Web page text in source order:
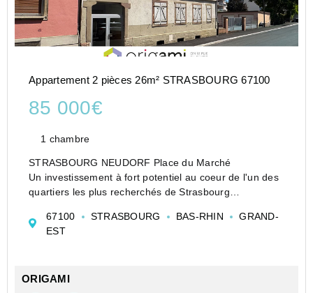
Appartement 2 pièces 26m² STRASBOURG 67100
85 000€
1 chambre
STRASBOURG NEUDORF Place du Marché
Un investissement à fort potentiel au coeur de l'un des
quartiers les plus recherchés de Strasbourg
différence. À quelques pas seulement de la très
appréciée Place...
67100 STRASBOURG BAS-RHIN
GRAND-
EST
ORIGAMI